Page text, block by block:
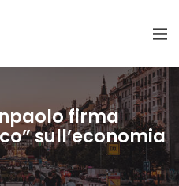
firma
sull’economia